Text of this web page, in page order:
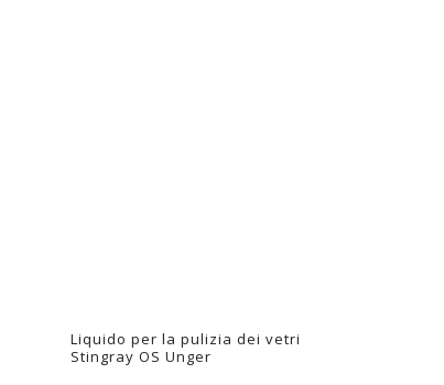
Liquido per la pulizia dei vetri
Stingray OS Unger